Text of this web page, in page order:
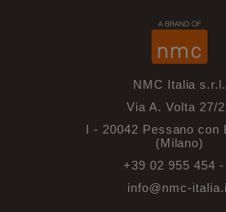
NMC Italia s.r.l.
Via A. Volta 27/
I - 20042 Pessano con
(Milano)
+39 02 955 454 -
info@nmc-